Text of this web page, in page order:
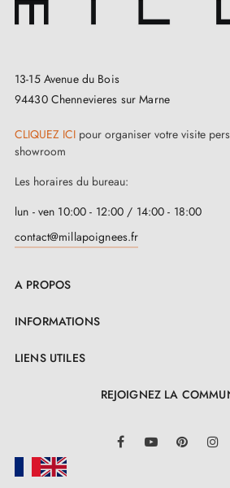
13-15 Avenue du Bois
94430 Chennevieres sur Marne
CLIQUEZ ICI pour organiser votre visite
showroom
Les horaires du bureau:
lun - ven 10:00 - 12:00 / 14:00 - 18:00
contact@millapoignees.fr
A PROPOS
INFORMATIONS
LIENS UTILES
REJOIGNEZ LA
FacebookYouTube Pinterest